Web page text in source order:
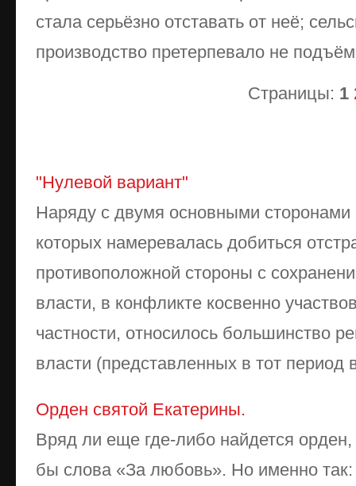
стала серьёзно отставать от неё;
производство претерпевало не
Страницы: 1
"Нулевой вариант"
Наряду с двумя основными сторонами
которых намеревалась добиться
противоположной стороны с
власти, в конфликте косвенно
частности, относилось большинство
власти (представленных в тот
Орден святой Екатерины.
Вряд ли еще где-либо найдется
бы слова «За любовь». Но именно